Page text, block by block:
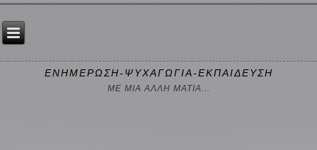
ΕΝΗΜΕΡΩΣΗ-ΨΥΧΑΓΩΓΙΑ-ΕΚΠΑΙΔΕΥΣΗ
ΜΕ ΜΙΑ ΑΛΛΗ ΜΑΤΙΑ...